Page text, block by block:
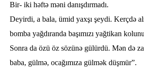
Bir- iki həftə məni danışdırmadı.
Deyirdi, a bala, ümid yaxşı şeydi. Kerçdə
bomba yağdıranda başımızı yağtikan
Sonra da özü öz sözünə gülürdü. Mən də
baba, gülmə, ocağımıza gülmək düşmür”.